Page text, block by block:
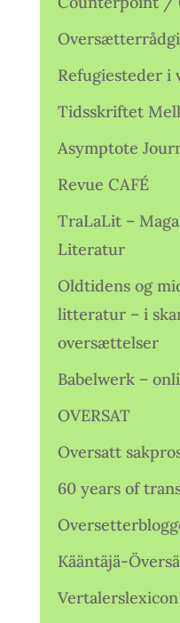
Refugiesteder i
Tidsskriftet
Asymptote
Revue CAFÉ
TraLaLit –
Literatur
Oldtidens og
litteratur – i
oversættelser
Babelwerk –
OVERSAT
Oversatt
60 years of
Kääntäjä-
Vertalerslexicon